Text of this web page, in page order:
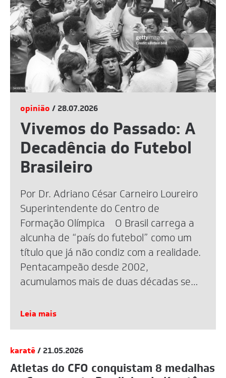
opinião / 28.07.2026
Vivemos do Passado: A
Decadência do Futebol
Brasileiro
Por Dr. Adriano César Carneiro Loureiro
Superintendente do Centro de
Formação Olímpica O Brasil carrega a
alcunha de “país do futebol” como um
título que já não condiz com a realidade.
Pentacampeão desde 2002,
acumulamos mais de duas décadas sem
na Copa de 2026 reacendeu o debate,
Leia mais
karatê/ 21.05.2026
Atletas do CFO conquistam 8 medalhas